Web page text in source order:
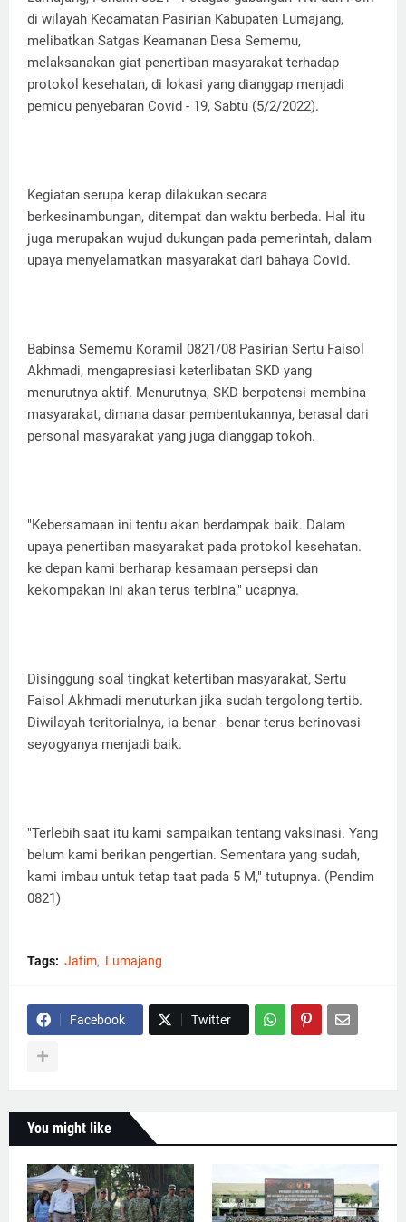
di wilayah Kecamatan Pasirian Kabupaten Lumajang,
melibatkan Satgas Keamanan Desa Sememu,
melaksanakan giat penertiban masyarakat terhadap
protokol kesehatan, di lokasi yang dianggap menjadi
pemicu penyebaran Covid - 19, Sabtu (5/2/2022).
Kegiatan serupa kerap dilakukan secara
berkesinambungan, ditempat dan waktu berbeda. Hal itu
juga merupakan wujud dukungan pada pemerintah, dalam
upaya menyelamatkan masyarakat dari bahaya Covid.
Babinsa Sememu Koramil 0821/08 Pasirian Sertu Faisol
Akhmadi, mengapresiasi keterlibatan SKD yang
menurutnya aktif. Menurutnya, SKD berpotensi membina
masyarakat, dimana dasar pembentukannya, berasal dari
personal masyarakat yang juga dianggap tokoh.
"Kebersamaan ini tentu akan berdampak baik. Dalam
upaya penertiban masyarakat pada protokol kesehatan.
ke depan kami berharap kesamaan persepsi dan
kekompakan ini akan terus terbina," ucapnya.
Disinggung soal tingkat ketertiban masyarakat, Sertu
Faisol Akhmadi menuturkan jika sudah tergolong tertib.
Diwilayah teritorialnya, ia benar - benar terus berinovasi
seyogyanya menjadi baik.
"Terlebih saat itu kami sampaikan tentang vaksinasi. Yang
belum kami berikan pengertian. Sementara yang sudah,
kami imbau untuk tetap taat pada 5 M," tutupnya. (Pendim
0821)
Tags: Jatim Lumajang
Facebook Twitter
You might like